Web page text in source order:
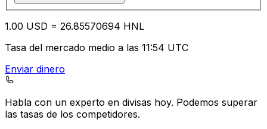
1.00 USD = 26.85570694 HNL
Tasa del mercado medio a las 11:54 UTC
Enviar dinero
Habla con un experto en divisas hoy. Podemos superar
las tasas de los competidores.